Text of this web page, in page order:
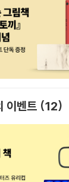
이벤트 12